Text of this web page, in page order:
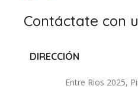
Contáctate con
DIRECCIÓN
Entre Rios 2025,